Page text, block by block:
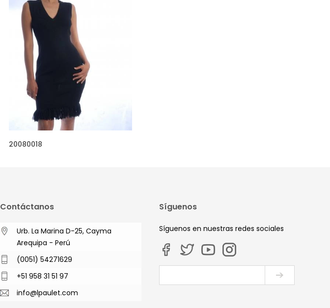
20080018
Contáctanos
Urb. La Marina D-25, Cayma
Arequipa - Perú
(0051) 54271629
+51 958 31 51 97
info@lpaulet.com
Síguenos
Síguenos en nuestras redes sociales